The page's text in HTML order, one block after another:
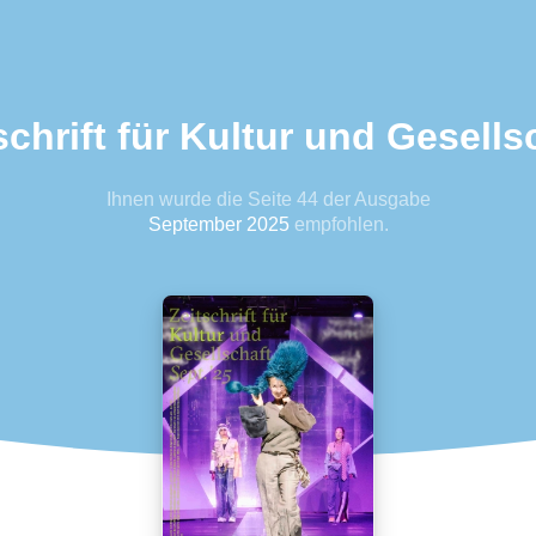
für Kultur und
Ihnen wurde die Seite 44 der Ausgabe
September 2025 empfohlen.